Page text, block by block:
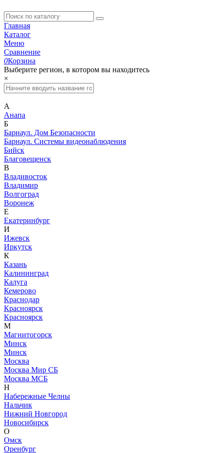
Главная
Каталог
Меню
Сравнение
0Корзина
Выберите регион, в котором вы находитесь
×
А
Анапа
Б
Барнаул. Дом Безопасности
Барнаул. Системы видеонаблюдения
Бийск
Благовещенск
В
Владивосток
Владимир
Волгоград
Воронеж
Е
Екатеринбург
И
Ижевск
Иркутск
К
Казань
Калининград
Калуга
Кемерово
Краснодар
Красноярск
Красноярск
М
Магнитогорск
Минск
Минск
Москва
Москва Мир СБ
Москва МСБ
Н
Набережные Челны
Нальчик
Нижний Новгород
Новосибирск
О
Омск
Оренбург